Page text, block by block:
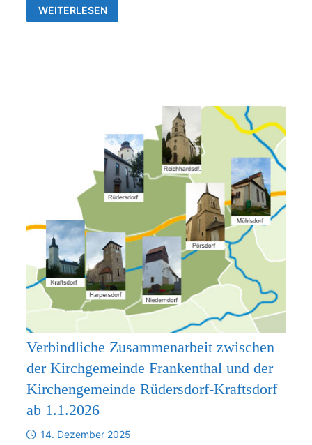
NEUE
BANKVERBINDUNG
WEITERLESEN
Verbindliche Zusammenarbeit zwischen
der Kirchgemeinde Frankenthal und der
Kirchengemeinde Rüdersdorf-Kraftsdorf
ab 1.1.2026
14. Dezember 2025